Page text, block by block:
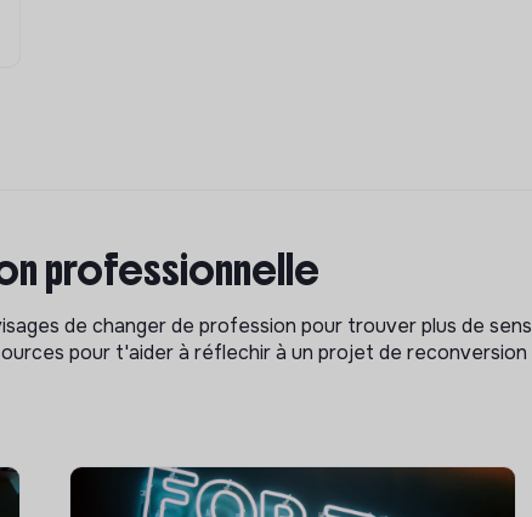
professionnelle
de changer de profession pour trouver plus de sens
pour t'aider à réflechir à un projet de reconversion